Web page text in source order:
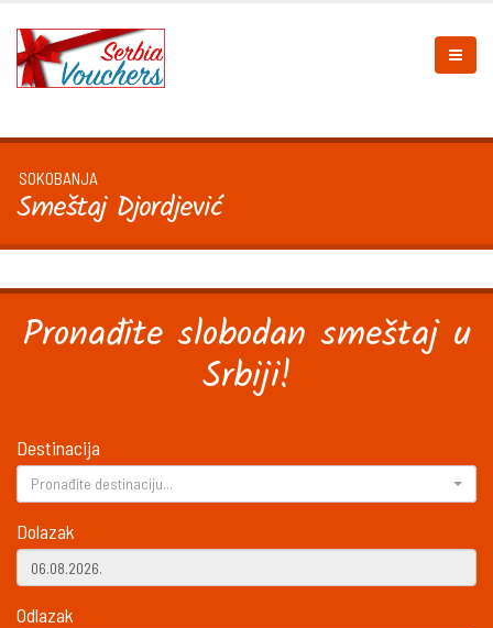
SOKOBANJA
Smeštaj Djordjević
Pronađite slobodan smeštaj u
Srbiji!
Destinacija
Pronađite destinaciju...
Dolazak
Odlazak